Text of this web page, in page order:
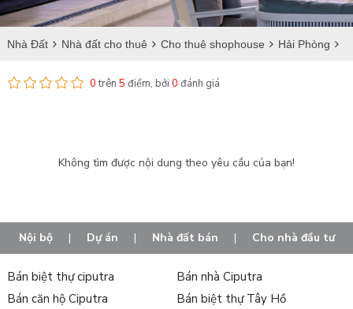
Nhà Đất Nhà đất cho thuê Cho thuê shophouse Hải Phòng
Thủy Nguyên Cho thuê shophouse tại Gia Minh
0trên 5 điểm, bởi 0 đánh giá
Không tìm được nội dung theo yêu cầu của bạn!
Nội bộ | Dự án | Nhà đất bán | Cho nhà đầu tư
Bán biệt thự ciputra
Bán nhà Ciputra
Bán căn hộ Ciputra
Bán biệt thự Tây Hồ